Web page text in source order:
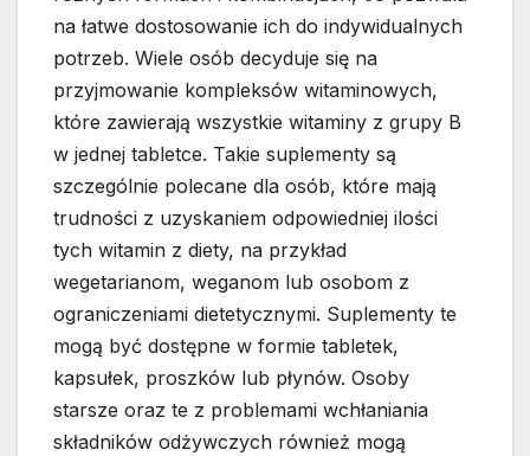
na łatwe dostosowanie ich do indywidualnych
potrzeb. Wiele osób decyduje się na
przyjmowanie kompleksów witaminowych,
które zawierają wszystkie witaminy z grupy B
w jednej tabletce. Takie suplementy są
szczególnie polecane dla osób, które mają
trudności z uzyskaniem odpowiedniej ilości
tych witamin z diety, na przykład
wegetarianom, weganom lub osobom z
ograniczeniami dietetycznymi. Suplementy te
mogą być dostępne w formie tabletek,
kapsułek, proszków lub płynów. Osoby
starsze oraz te z problemami wchłaniania
składników odżywczych również mogą